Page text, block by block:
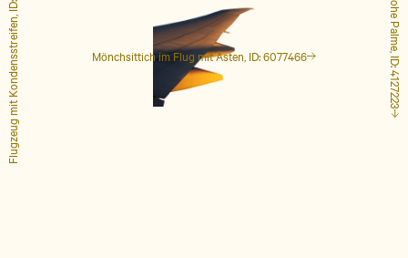
Mönchsittich im Flug mit Ästen, ID: 6077466 Hohe Palme, ID: 4127223
Flugzeug mit Kondensstreifen, ID: 1848649